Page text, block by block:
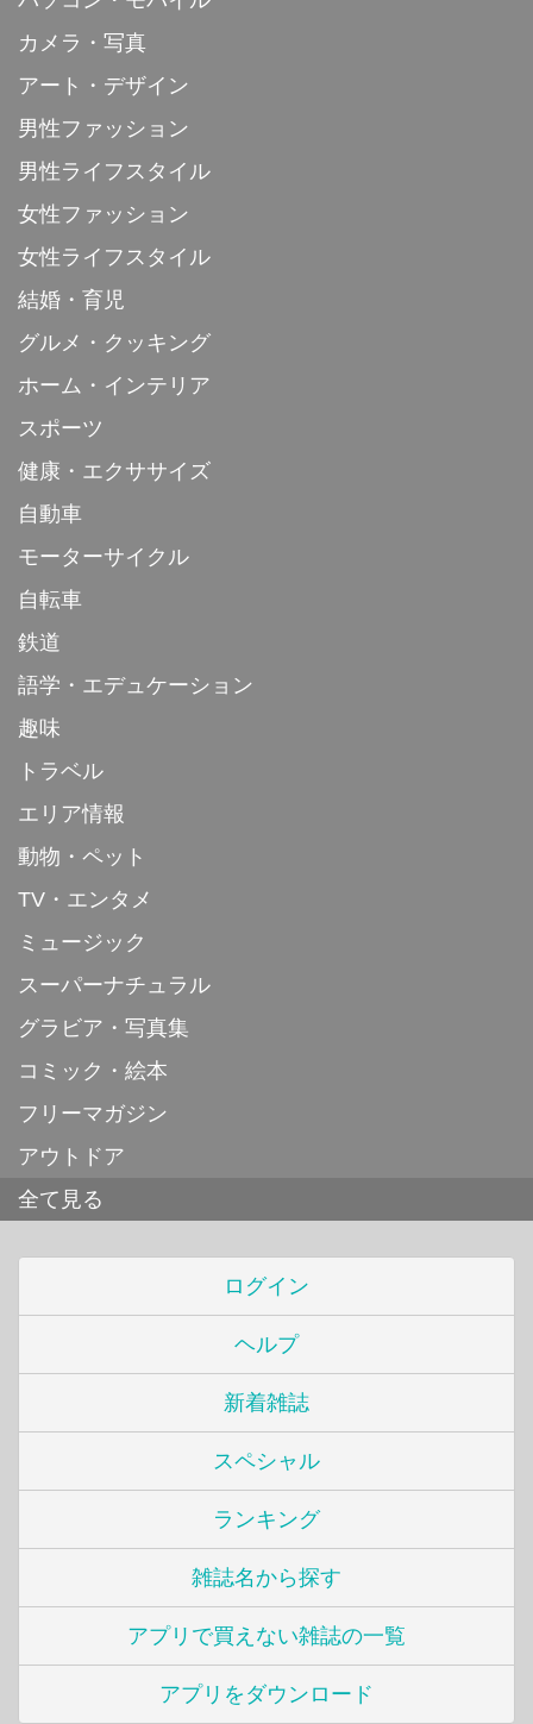
カメラ・写真
アート・デザイン
男性ファッション
男性ライフスタイル
女性ファッション
女性ライフスタイル
結婚・育児
グルメ・クッキング
ホーム・インテリア
スポーツ
健康・エクササイズ
自動車
モーターサイクル
自転車
鉄道
語学・エデュケーション
趣味
トラベル
エリア情報
動物・ペット
TV・エンタメ
ミュージック
スーパーナチュラル
グラビア・写真集
コミック・絵本
フリーマガジン
アウトドア
全て見る
ログイン
ヘルプ
新着雑誌
スペシャル
ランキング
雑誌名から探す
アプリで買えない雑誌の一覧
アプリをダウンロード